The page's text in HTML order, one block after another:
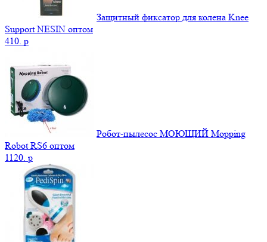
Защитный фиксатор для колена Knee
Support NESIN оптом
410. p
Робот-пылесос МОЮЩИЙ Mopping
Robot RS6 оптом
1120. p